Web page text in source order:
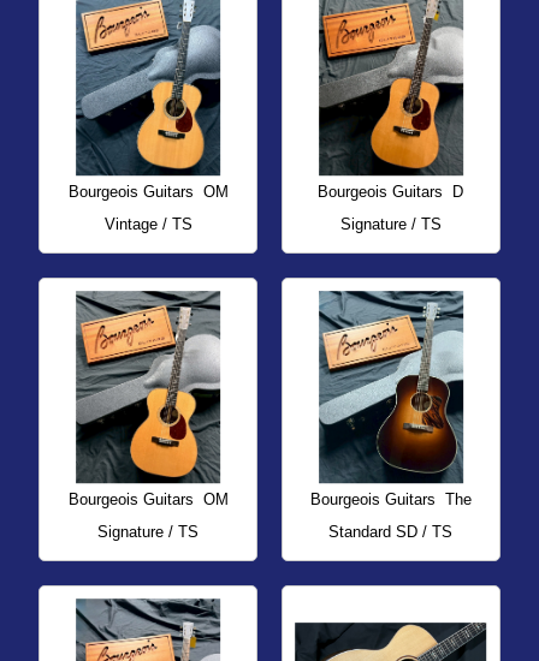
Bourgeois Guitars OM
Vintage / TS
Bourgeois Guitars
D
Signature / TS
Bourgeois Guitars OM
Signature / TS
Bourgeois Guitars The
Standard SD / TS